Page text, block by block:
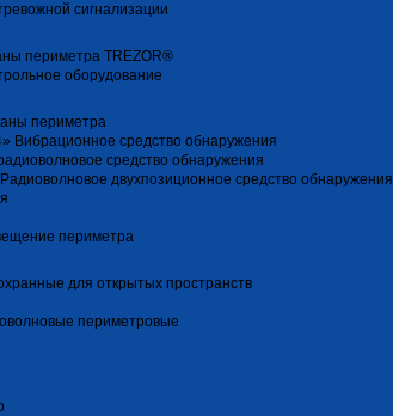
сигнализации
периметра TREZOR®
оборудование
периметра
Вибрационное средство обнаружения
средство обнаружения
двухпозиционное средство обнаружения
периметра
для открытых пространств
периметровые